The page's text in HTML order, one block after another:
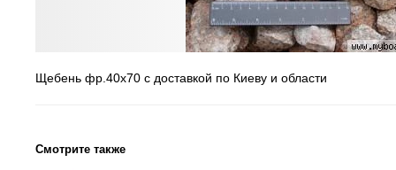
Щебень фр.40х70 с доставкой по Киеву и области
Смотрите также